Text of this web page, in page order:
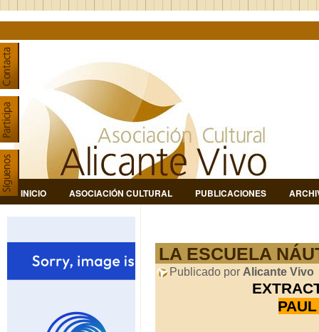
INICIO ASOCIACIÓN CULTURAL PUBLICACIONES
LA ESCUELA
Publicado por Alicante Vivo